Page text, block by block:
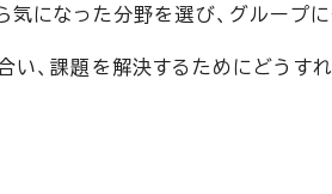
になった分野を選び、グループに
い、課題を解決するためにどうす